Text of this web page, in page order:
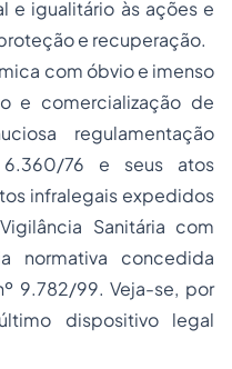
e igualitário às ações e
e recuperação.
com óbvio e imenso
e comercialização de
regulamentação
76 e seus atos
infralegais expedidos
Sanitária com
normativa concedida
9.782/99. Veja-se, por
dispositivo legal